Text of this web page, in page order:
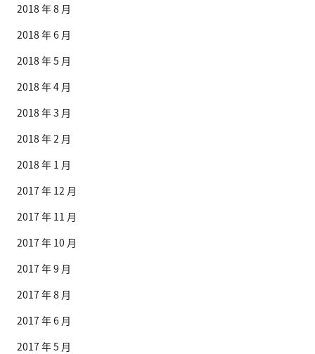
2018 年 8 月
2018 年 6 月
2018 年 5 月
2018 年 4 月
2018 年 3 月
2018 年 2 月
2018 年 1 月
2017 年 12 月
2017 年 11 月
2017 年 10 月
2017 年 9 月
2017 年 8 月
2017 年 6 月
2017 年 5 月